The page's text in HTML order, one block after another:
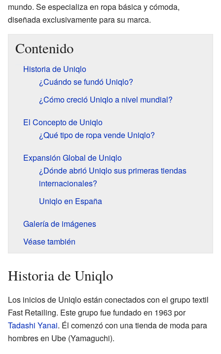
mundo. Se especializa en ropa básica y cómoda,
diseñada exclusivamente para su marca.
Contenido
Historia de Uniqlo
¿Cuándo se fundó Uniqlo?
¿Cómo creció Uniqlo a nivel mundial?
El Concepto de Uniqlo
¿Qué tipo de ropa vende Uniqlo?
Expansión Global de Uniqlo
¿Dónde abrió Uniqlo sus primeras tiendas
internacionales?
Uniqlo en España
Galería de imágenes
Véase también
Historia de Uniqlo
Los inicios de Uniqlo están conectados con el grupo textil
Fast Retailing. Este grupo fue fundado en 1963 por
Tadashi Yanai. Él comenzó con una tienda de moda para
hombres en Ube (Yamaguchi).